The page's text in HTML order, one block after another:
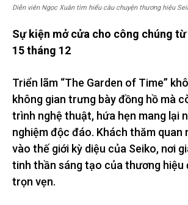
Diễn viên Ngọc Xuân tìm hiểu câu chuyện thương hiệu
Sự kiện mở cửa cho công chúng từ
15 tháng 12
Triển lãm “The Garden of Time”
không gian trưng bày đồng hồ mà
trình nghệ thuật, hứa hẹn mang lại
nghiệm độc đáo. Khách thăm quan
vào thế giới kỳ diệu của Seiko, nơi
tinh thần sáng tạo của thương hiệu
trọn vẹn.